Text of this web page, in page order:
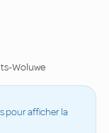
Woluwe
pour afficher la